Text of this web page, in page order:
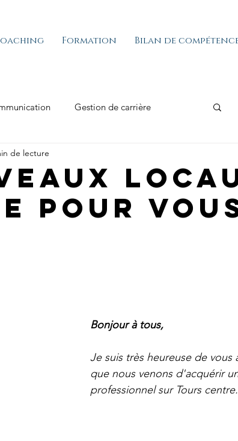
Formation Bilan de
Gestion de carrière
pour
de lecture
Bonjour à tous,
Je suis très heureuse de vous
que nous venons d'acquérir
professionnel sur Tours